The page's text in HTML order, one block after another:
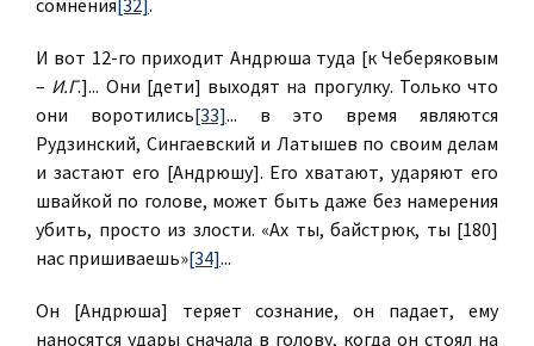
сомнения[32].
И вот 12-го приходит Андрюша туда [к Чеберяковым
– И.Г.]... Они [дети] выходят на прогулку. Только что
они воротились[33]... в это время являются
Рудзинский, Сингаевский и Латышев по своим делам
и застают его [Андрюшу]. Его хватают, ударяют его
швайкой по голове, может быть даже без намерения
убить, просто из злости. «Ах ты, байстрюк, ты [180]
нас пришиваешь»[34]...
Он [Андрюша] теряет сознание, он падает, ему
наносятся удары сначала в голову, когда он стоял на